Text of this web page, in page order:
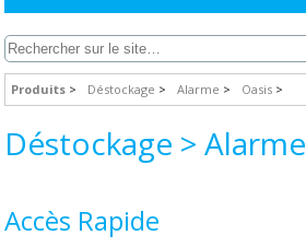
Produits Déstockage Alarme Oasis
Déstockage > Alarme
Accès Rapide